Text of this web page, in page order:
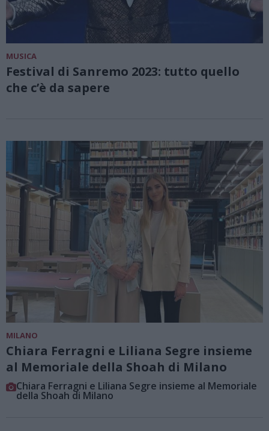
MUSICA
Festival di Sanremo 2023: tutto quello
che c’è da sapere
MILANO
Chiara Ferragni e Liliana Segre insieme
al Memoriale della Shoah di Milano
Chiara Ferragni e Liliana Segre insieme al Memoriale
della Shoah di Milano